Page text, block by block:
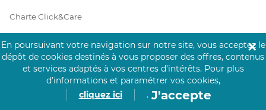
Charte Click&Care
Code de Déontologie
En poursuivant votre navigation sur notre site, vous acceptez le
dépôt de cookies destinés à vous proposer des offres, contenus
et services adaptés à vos centres d’intérêts. Pour plus
d’informations et paramétrer vos cookies,
cliquez ici
. J'accepte
✕